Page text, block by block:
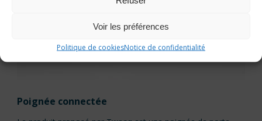
Voir les préférences
Politique de cookiesNotice de confidentialité
Poignée connectée